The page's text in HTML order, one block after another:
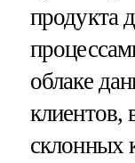
продукта
облаке
клиентов,
склонных